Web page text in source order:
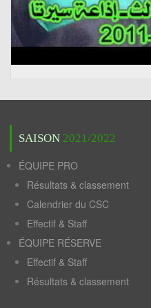
SAISON 2021/2022
ÉQUIPE PRO
Résultats & classement
Calendrier du CSC
Effectif & Staff
ÉQUIPE RÉSERVE
Effectif & Staff
Résultats & classement